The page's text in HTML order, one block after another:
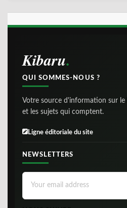
Kibaru
QUI SOMMES-NOUS ?
Votre source d'information sur
et les sujets qui comptent.
Ligne éditoriale du site
NEWSLETTERS